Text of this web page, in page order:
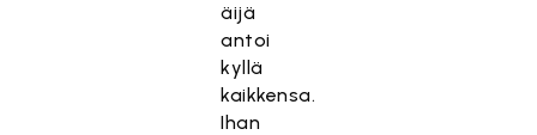
äijä
antoi
kyllä
kaikkensa.
Ihan